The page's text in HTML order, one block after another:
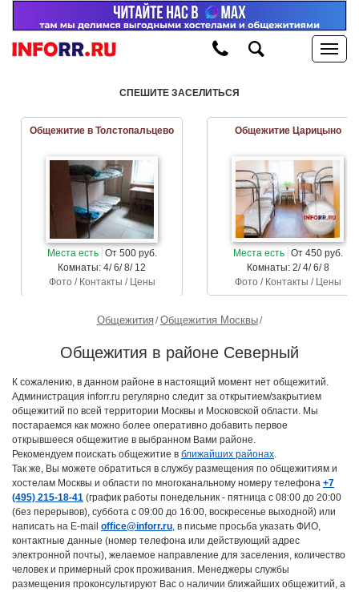
СПЕШИТЕ ЗАСЕЛИТЬСЯ
Общежитие в Толстопальцево
Места есть От 500 руб.
Комнаты: 4/ 6/ 8/ 12
Фото / Контакты / Цены
Общежитие Царицыно
Места есть От 450 руб.
Комнаты: 2/ 4/ 6/ 8
Фото / Контакты / Цены
Общежития Общежития Москвы
Общежития в районе Северный
К сожалению, в данном районе в настоящий момент нет общежитий.
Администрация inforr.ru регулярно следит за открытием/закрытием
общежитий по всей территории Москвы и Московской области. Мы
постараемся как можно более оперативно добавить первое
открывшееся общежитие в выбранном Вами районе.
Рекомендуем поискать общежитие в ближайших районах.
Так же, Вы можете обратиться в службу размещения по общежитиям и
хостелам Москвы и области по многоканальному номеру телефона +7
(495) 215-18-41 (график работы понедельник - пятница с 08:00 до 20:00
(без перерывов), суббота с 09:00 до 16:00, воскресенье выходной) или
написать на E-mail office@inforr.ru, в письме просьба указать ФИО,
контактные данные (номер телефона или действующий адрес
электронной почты), желаемое направление для заселения, количество
человек и примерный срок проживания. Менеджеры службы
размещения проконсультируют Вас о наличии ближайших общежитий, а